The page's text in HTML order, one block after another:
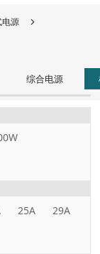
电源
综合电源
25A 29A